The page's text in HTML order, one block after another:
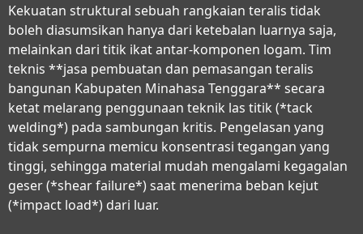
Kekuatan struktural sebuah rangkaian teralis tidak
boleh diasumsikan hanya dari ketebalan luarnya saja,
melainkan dari titik ikat antar-komponen logam. Tim
teknis **jasa pembuatan dan pemasangan teralis
bangunan Kabupaten Minahasa Tenggara** secara
ketat melarang penggunaan teknik las titik (*tack
welding*) pada sambungan kritis. Pengelasan yang
tidak sempurna memicu konsentrasi tegangan yang
tinggi, sehingga material mudah mengalami kegagalan
geser (*shear failure*) saat menerima beban kejut
(*impact load*) dari luar.